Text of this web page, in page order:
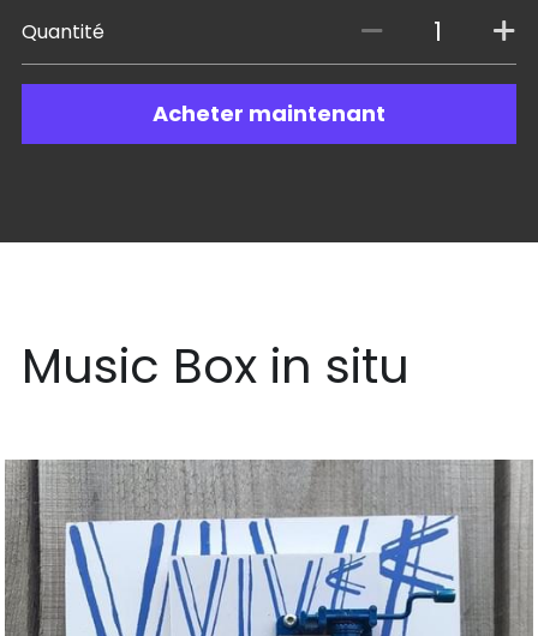
Quantité
Acheter maintenant
Music Box in situ